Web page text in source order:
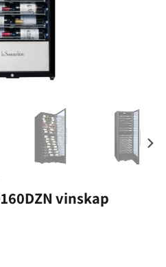
vinskap